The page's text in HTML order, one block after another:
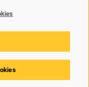
Politique d’accessibilité
des cookies
réservés.